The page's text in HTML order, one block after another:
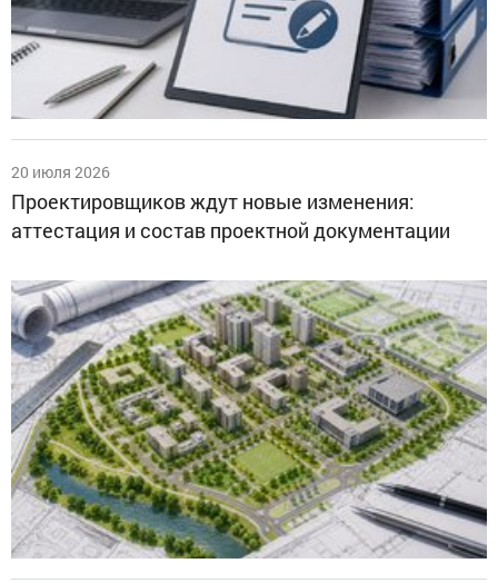
20 июля 2026
Проектировщиков ждут новые изменения:
аттестация и состав проектной документации